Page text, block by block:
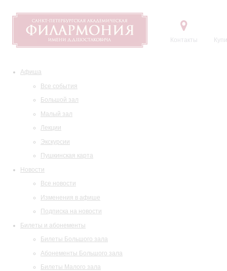
Контакты
Афиша
Все события
Большой зал
Малый зал
Лекции
Экскурсии
Пушкинская карта
Новости
Все новости
Изменения в афише
Подписка на новости
Билеты и абонементы
Билеты Большого зала
Абонементы Большого зала
Билеты Малого зала